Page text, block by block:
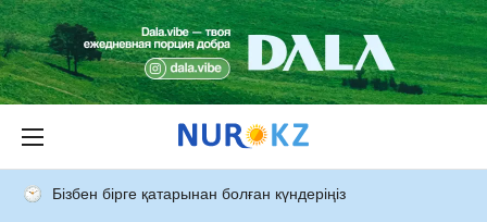
Бізбен бірге қатарынан болған күндеріңіз